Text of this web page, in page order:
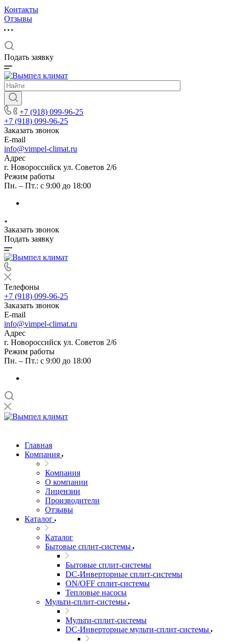
Контакты
Отзывы
Подать заявку
+7 (918) 099-96-25
+7 (918) 099-96-25
Заказать звонок
E-mail
info@vimpel-climat.ru
Адрес
г. Новороссийск ул. Советов 2/6
Режим работы
Пн. – Пт.: с 9:00 до 18:00
Заказать звонок
Подать заявку
Телефоны
+7 (918) 099-96-25
Заказать звонок
E-mail
info@vimpel-climat.ru
Адрес
г. Новороссийск ул. Советов 2/6
Режим работы
Пн. – Пт.: с 9:00 до 18:00
Главная
Компания
Компания
О компании
Лицензии
Производители
Отзывы
Каталог
Каталог
Бытовые сплит-системы
Бытовые сплит-системы
DC-Инверторные сплит-системы
ON/OFF сплит-системы
Тепловые насосы
Мульти-сплит-системы
Мульти-сплит-системы
DC-Инверторные мульти-сплит-системы